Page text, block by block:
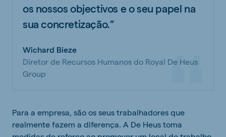
os nossos objectivos e o seu papel na
sua concretização.”
Wichard Bieze
Diretor de Recursos Humanos do Royal De Heus
Group
Para a empresa, são os seus trabalhadores que
realmente fazem a diferença. A De Heus toma